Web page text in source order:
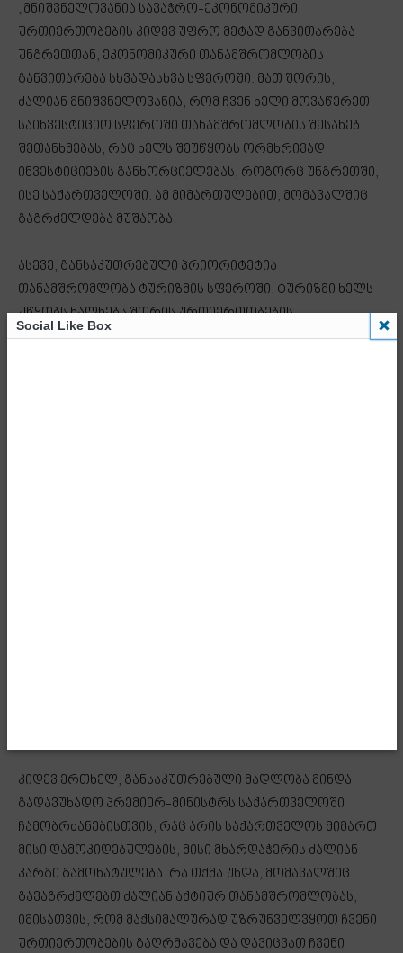
„მნიშვნელოვანია სავაჭრო-ეკონომიკური
ურთიერთობების კიდევ უფრო მეტად განვითარება
უნგრეთთან, ეკონომიკური თანამშრომლობის
განვითარება სხვადასხვა სფეროში. მათ შორის,
ძალიან მნიშვნელოვანია, რომ ჩვენ ხელი მოვაწერეთ
საინვესტიციო სფეროში თანამშრომლობის შესახებ
შეთანხმებას, რაც ხელს შეუწყობს ორმხრივად
ინვესტიციების განხორციელებას, როგორც უნგრეთში,
ისე საქართველოში. ამ მიმართულებით, მომავალშიც
გაგრძელდება მუშაობა.
ასევე, განსაკუთრებული პრიორიტეტია
თანამშრომლობა ტურიზმის სფეროში. ტურიზმი ხელს
უწყობს ხალხებს შორის ურთიერთობების
გაღრმავებას, განვითარებას და მოხარულები ვართ,
კიდევ ერთხელ, განსაკუთრებული მადლობა მინდა
გადავუხადო პრემიერ-მინისტრს საქართველოში
ჩამობრძანებისთვის, რაც არის საქართველოს მიმართ
მისი დამოკიდებულების, მისი მხარდაჭერის ძალიან
კარგი გამოხატულება. რა თქმა უნდა, მომავალშიც
გავაგრძელებთ ძალიან აქტიურ თანამშრომლობას,
იმისათვის, რომ მაქსიმალურად უზრუნველვყოთ ჩვენი
ურთიერთობების გაღრმავება და დავიცვათ ჩვენი
Social Like Box